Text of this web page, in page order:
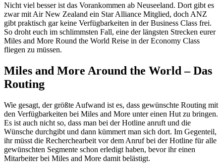
Nicht viel besser ist das Vorankommen ab Neuseeland. Dort gibt es
zwar mit Air New Zealand ein Star Alliance Mitglied, doch ANZ
gibt praktisch gar keine Verfügbarkeiten in der Business Class frei.
So droht euch im schlimmsten Fall, eine der längsten Strecken eurer
Miles and More Round the World Reise in der Economy Class
fliegen zu müssen.
Miles and More Around the World – Das
Routing
Wie gesagt, der größte Aufwand ist es, dass gewünschte Routing mit
den Verfügbarkeiten bei Miles and More unter einen Hut zu bringen.
Es ist auch nicht so, dass man bei der Hotline anruft und die
Wünsche durchgibt und dann kümmert man sich dort. Im Gegenteil,
ihr müsst die Recherchearbeit vor dem Anruf bei der Hotline für alle
gewünschten Segmente schon erledigt haben, bevor ihr einen
Mitarbeiter bei Miles and More damit belästigt.